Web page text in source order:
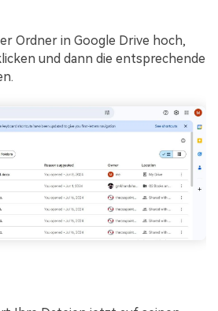
Ordner in Google Drive hoch,
und dann die entsprechende